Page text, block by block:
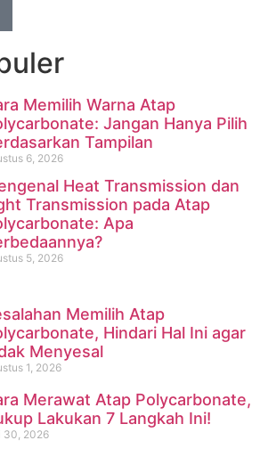
Memilih Warna Atap
Jangan Hanya Pilih
Tampilan
6, 2026
Heat Transmission dan
Transmission pada Atap
Apa
5, 2026
Memilih Atap
Hindari Hal Ini agar
Menyesal
1, 2026
Merawat Atap Polycarbonate,
Lakukan 7 Langkah Ini!
30, 2026